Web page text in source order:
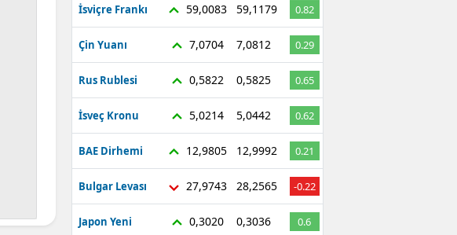
İsviçre Frankı 59,0083 59,1179 0.82
Çin Yuanı 7,0704 7,0812 0.29
Rus Rublesi 0,5822 0,5825 0.65
İsveç Kronu 5,0214 5,0442 0.62
BAE Dirhemi 12,9805 12,9992 0.21
Bulgar Levası 27,9743 28,2565 -0.22
Japon Yeni 0,3020 0,3036 0.6